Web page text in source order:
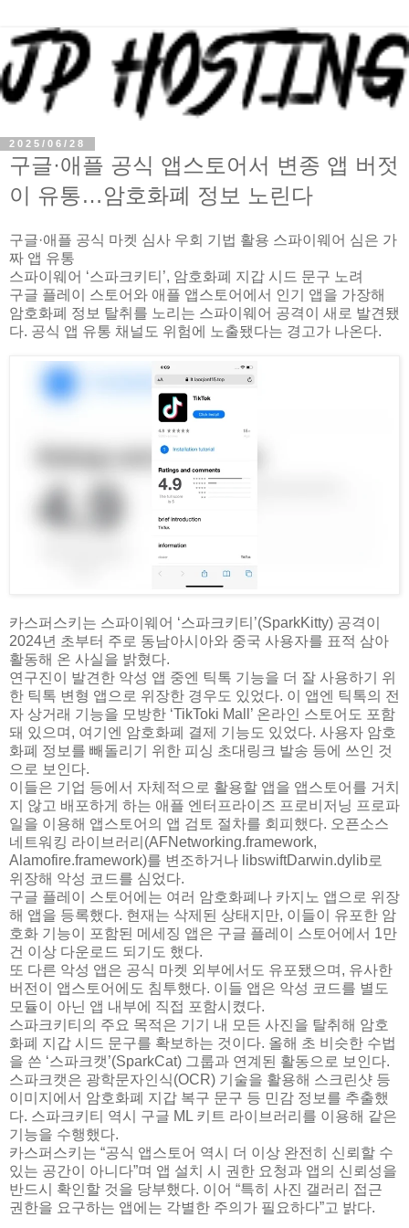
2025/06/28
구글·애플 공식 앱스토어서 변종 앱 버젓
이 유통…암호화폐 정보 노린다
구글·애플 공식 마켓 심사 우회 기법 활용 스파이웨어 심은 가
짜 앱 유통
스파이웨어 ‘스파크키티’, 암호화폐 지갑 시드 문구 노려
구글 플레이 스토어와 애플 앱스토어에서 인기 앱을 가장해
암호화폐 정보 탈취를 노리는 스파이웨어 공격이 새로 발견됐
다. 공식 앱 유통 채널도 위험에 노출됐다는 경고가 나온다.
카스퍼스키는 스파이웨어 ‘스파크키티’(SparkKitty) 공격이
2024년 초부터 주로 동남아시아와 중국 사용자를 표적 삼아
활동해 온 사실을 밝혔다.
연구진이 발견한 악성 앱 중엔 틱톡 기능을 더 잘 사용하기 위
한 틱톡 변형 앱으로 위장한 경우도 있었다. 이 앱엔 틱톡의 전
자 상거래 기능을 모방한 ‘TikToki Mall’ 온라인 스토어도 포함
돼 있으며, 여기엔 암호화폐 결제 기능도 있었다. 사용자 암호
화폐 정보를 빼돌리기 위한 피싱 초대링크 발송 등에 쓰인 것
으로 보인다.
이들은 기업 등에서 자체적으로 활용할 앱을 앱스토어를 거치
지 않고 배포하게 하는 애플 엔터프라이즈 프로비저닝 프로파
일을 이용해 앱스토어의 앱 검토 절차를 회피했다. 오픈소스
네트워킹 라이브러리(AFNetworking.framework,
Alamofire.framework)를 변조하거나 libswiftDarwin.dylib로
위장해 악성 코드를 심었다.
구글 플레이 스토어에는 여러 암호화폐나 카지노 앱으로 위장
해 앱을 등록했다. 현재는 삭제된 상태지만, 이들이 유포한 암
호화 기능이 포함된 메세징 앱은 구글 플레이 스토어에서 1만
건 이상 다운로드 되기도 했다.
또 다른 악성 앱은 공식 마켓 외부에서도 유포됐으며, 유사한
버전이 앱스토어에도 침투했다. 이들 앱은 악성 코드를 별도
모듈이 아닌 앱 내부에 직접 포함시켰다.
스파크키티의 주요 목적은 기기 내 모든 사진을 탈취해 암호
화폐 지갑 시드 문구를 확보하는 것이다. 올해 초 비슷한 수법
을 쓴 ‘스파크캣’(SparkCat) 그룹과 연계된 활동으로 보인다.
스파크캣은 광학문자인식(OCR) 기술을 활용해 스크린샷 등
이미지에서 암호화폐 지갑 복구 문구 등 민감 정보를 추출했
다. 스파크키티 역시 구글 ML 키트 라이브러리를 이용해 같은
기능을 수행했다.
카스퍼스키는 “공식 앱스토어 역시 더 이상 완전히 신뢰할 수
있는 공간이 아니다”며 앱 설치 시 권한 요청과 앱의 신뢰성을
반드시 확인할 것을 당부했다. 이어 “특히 사진 갤러리 접근
권한을 요구하는 앱에는 각별한 주의가 필요하다”고 밝다.